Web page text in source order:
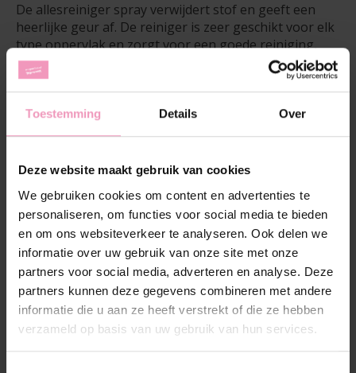
Toestemming Details Over
Deze website maakt gebruik van cookies
We gebruiken cookies om content en advertenties te
personaliseren, om functies voor social media te bieden
en om ons websiteverkeer te analyseren. Ook delen we
informatie over uw gebruik van onze site met onze
partners voor social media, adverteren en analyse. Deze
partners kunnen deze gegevens combineren met andere
informatie die u aan ze heeft verstrekt of die ze hebben
verzameld op basis van uw gebruik van hun services.
De allesreiniger spray verwijdert stof en geeft een
heerlijke geur af. De reiniger is zeer geschikt voor elk
type oppervlak en zorgt voor een goede reiniging,
zelfs tegen het meest hardnekkige vuil!
De beoordeling van dit product is
(0)
Toevoegen aan winkelwagen
Aan verlanglijst toevoegen
Plaats bestelling
Toevoegen om te vergelijken